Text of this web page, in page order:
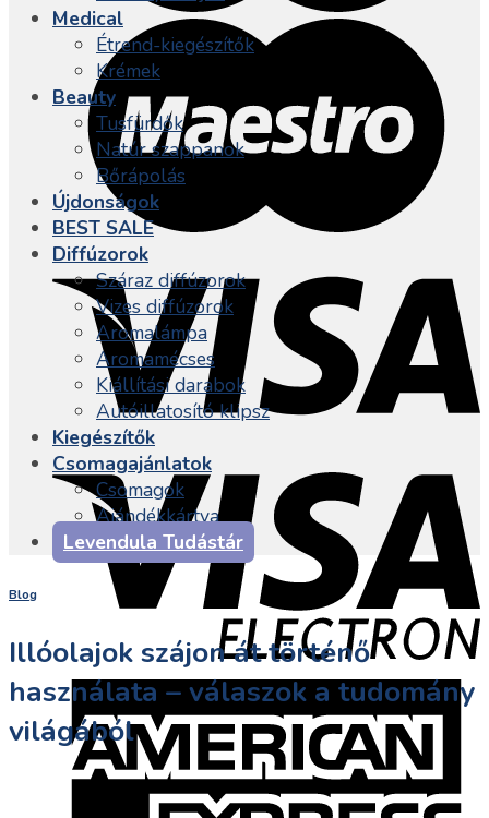
Medical
Étrend-kiegészítők
Krémek
Beauty
Tusfürdők
Natúr szappanok
Bőrápolás
Újdonságok
BEST SALE
Diffúzorok
Száraz diffúzorok
Vizes diffúzorok
Aromalámpa
Aromamécses
Kiállítási darabok
Autóillatosító klipsz
Kiegészítők
Csomagajánlatok
Csomagok
Ajándékkártya
Levendula Tudástár
Blog
Illóolajok szájon át történő
használata – válaszok a tudomány
világából